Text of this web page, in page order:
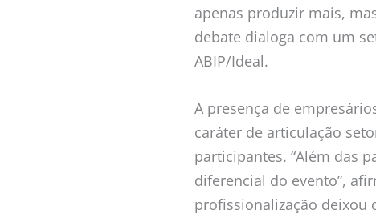
apenas produzir mais,
debate dialoga com um
ABIP/Ideal.
A presença de
caráter de articulação
participantes. “Além das
diferencial do evento”,
profissionalização deixou